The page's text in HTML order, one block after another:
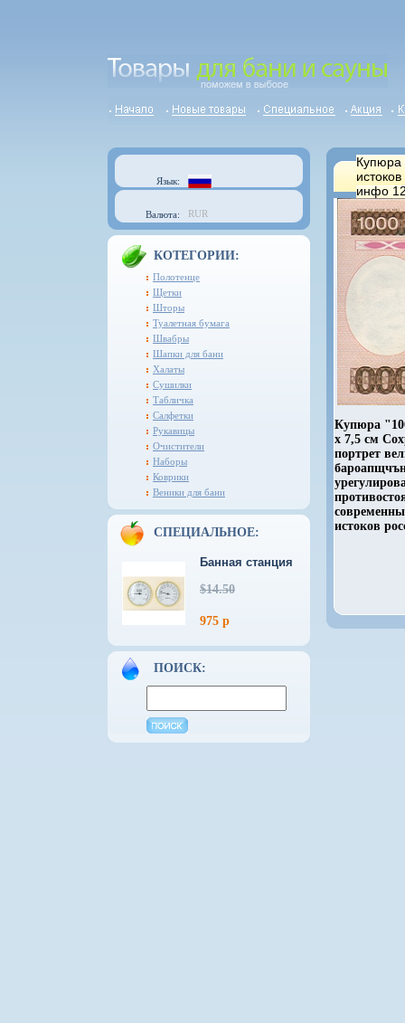
Язык:
Валюта: RUR
КОТЕГОРИИ:
Полотенце
Щетки
Шторы
Туалетная бумага
Швабры
Шапки для бани
Халаты
Сушилки
Табличка
Салфетки
Рукавицы
Очистители
Наборы
Коврики
Веники для бани
СПЕЦИАЛЬНОЕ:
Банная станция
$14.50
975 р
ПОИСК:
Купюра
инфо
Купюра
х 7,5 см
портрет
истоков